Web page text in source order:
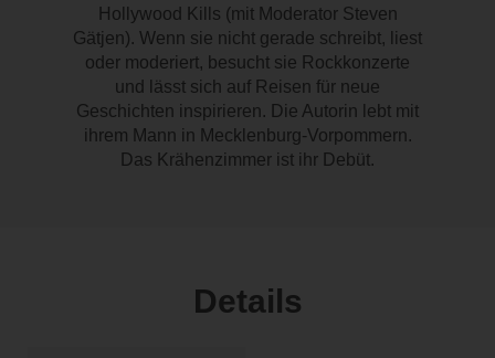
Hollywood Kills (mit Moderator Steven
Gätjen). Wenn sie nicht gerade schreibt, liest
oder moderiert, besucht sie Rockkonzerte
und lässt sich auf Reisen für neue
Geschichten inspirieren. Die Autorin lebt mit
ihrem Mann in Mecklenburg-Vorpommern.
Das Krähenzimmer ist ihr Debüt.
Details